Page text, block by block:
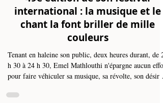
Emel Mathlouthi à Dougga dans la
49e édition de son festival
chant la font briller de mille
couleurs
Tenant en haleine son public, deux heures durant, de 22
h 30 à 24 h 30, Emel Mathlouthi n'épargne aucun effort